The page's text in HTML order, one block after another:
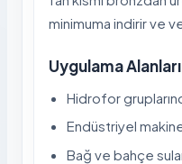
minimuma indirir ve
Uygulama Alanları
Hidrofor
Endüstriyel
Bağ ve bahçe